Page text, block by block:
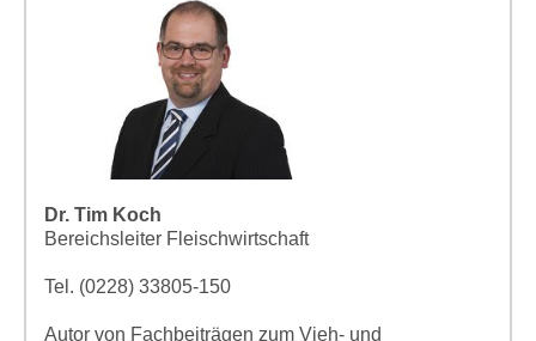
Dr. Tim Koch
Bereichsleiter Fleischwirtschaft
Tel. (0228) 33805-150
Autor von Fachbeiträgen zum Vieh- und